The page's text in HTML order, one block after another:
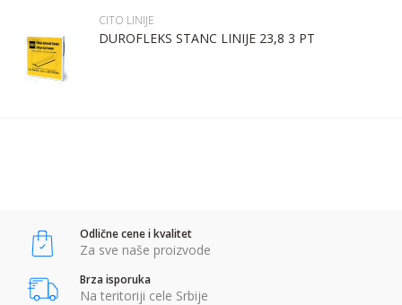
Komentar:
POŠALJI
CITO LINIJE
DUROFLEKS STANC LINIJE 23,8 3 PT
Odlične cene i kvalitet
Za sve naše proizvode
Brza isporuka
Na teritoriji cele Srbije